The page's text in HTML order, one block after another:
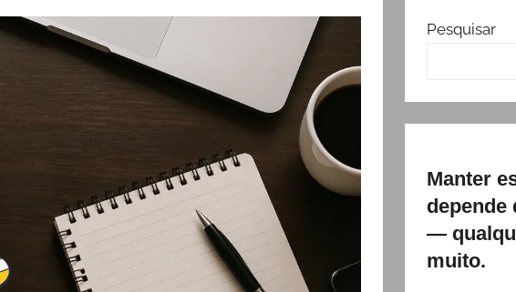
Pesquisar
Manter
depende
—
muito.